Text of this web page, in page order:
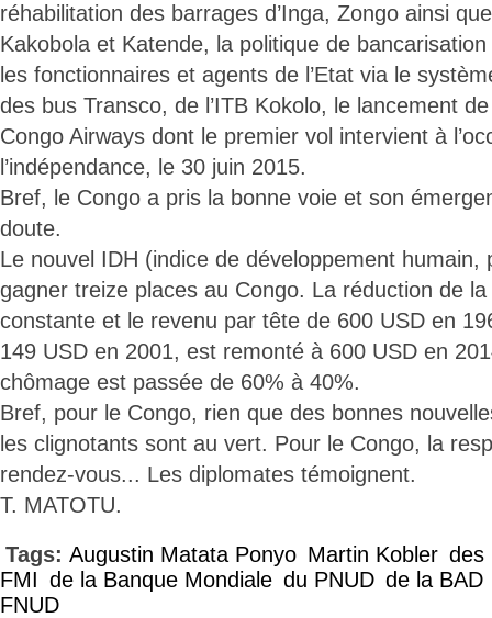
réhabilitation des barrages d’Inga, Zongo ainsi
Kakobola et Katende, la politique de
les fonctionnaires et agents de l’Etat via le
des bus Transco, de l’ITB Kokolo, le lancement
Congo Airways dont le premier vol intervient à
l’indépendance, le 30 juin 2015.
Bref, le Congo a pris la bonne voie et son
doute.
Le nouvel IDH (indice de développement humain,
gagner treize places au Congo. La réduction de
constante et le revenu par tête de 600 USD en
149 USD en 2001, est remonté à 600 USD en
chômage est passée de 60% à 40%.
Bref, pour le Congo, rien que des bonnes
les clignotants sont au vert. Pour le Congo, la
rendez-vous... Les diplomates témoignent.
T. MATOTU.
Tags: Augustin Matata Ponyo Martin Kobler des
FMI de la Banque Mondiale du PNUD de la BAD
FNUD